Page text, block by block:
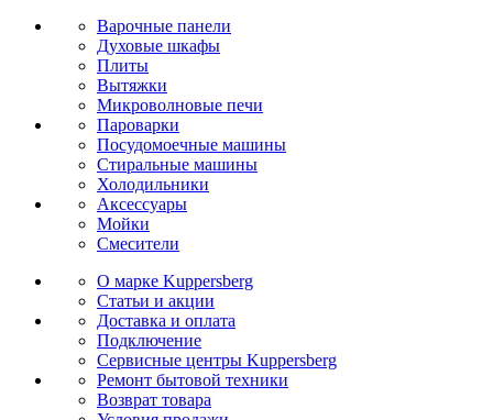
Варочные панели
Духовые шкафы
Плиты
Вытяжки
Микроволновые печи
Пароварки
Посудомоечные машины
Стиральные машины
Холодильники
Аксессуары
Мойки
Cмесители
О марке Kuppersberg
Статьи и акции
Доставка и оплата
Подключение
Сервисные центры Kuppersberg
Ремонт бытовой техники
Возврат товара